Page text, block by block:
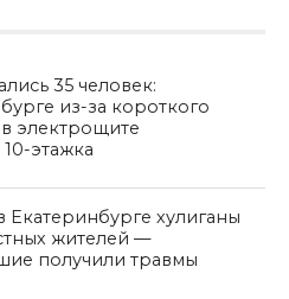
35 человек:
из-за короткого
электрощите
10-этажка
хулиганы
жителей —
получили травмы